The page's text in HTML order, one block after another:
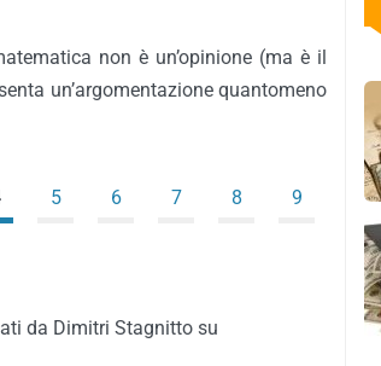
non è un’opinione (ma è il
un’argomentazione quantomeno
5 6 7 8 9
da Dimitri Stagnitto su